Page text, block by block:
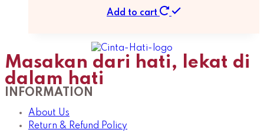
Add to cart
Masakan dari hati, lekat di
dalam hati
INFORMATION
About Us
Return & Refund Policy